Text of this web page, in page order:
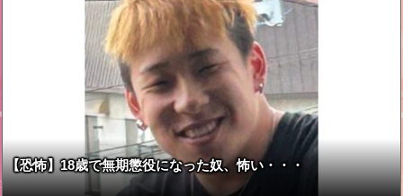
【恐怖】18歳で無期懲役になった奴、怖い・・・